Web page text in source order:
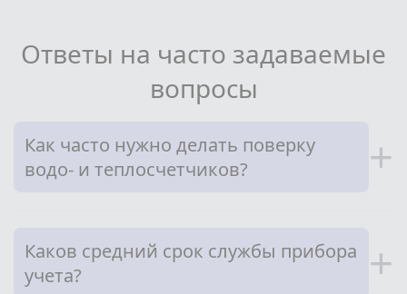
Ответы на часто задаваемые
вопросы
Как часто нужно делать поверку
водо- и теплосчетчиков?
+
Каков средний срок службы прибора
учета?
+